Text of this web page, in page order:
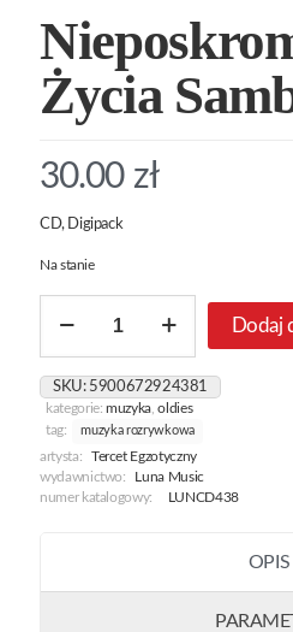
Życia
30.00 zł
CD, Digipack
Na stanie
Nieposkromiona
Samba
Dodaj
SKU: 5900672924381
kategorie:muzyka ,oldies
tag:
muzyka rozrywkowa
artysta:
Tercet Egzotyczny
wydawnictwo:
Luna Music
numer katalogowy:
LUNCD438
OPIS